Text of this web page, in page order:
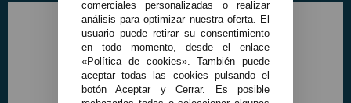
comerciales personalizadas o realizar
análisis para optimizar nuestra oferta. El
usuario puede retirar su consentimiento
en todo momento, desde el enlace
«Política de cookies». También puede
aceptar todas las cookies pulsando el
botón Aceptar y Cerrar. Es posible